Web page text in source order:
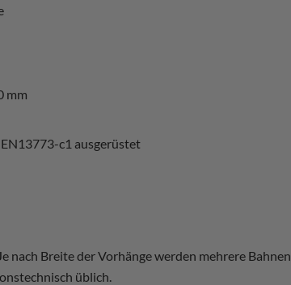
mm
c1 ausgerüstet
nach Breite der Vorhänge werden mehrere Bahnen
üblich.